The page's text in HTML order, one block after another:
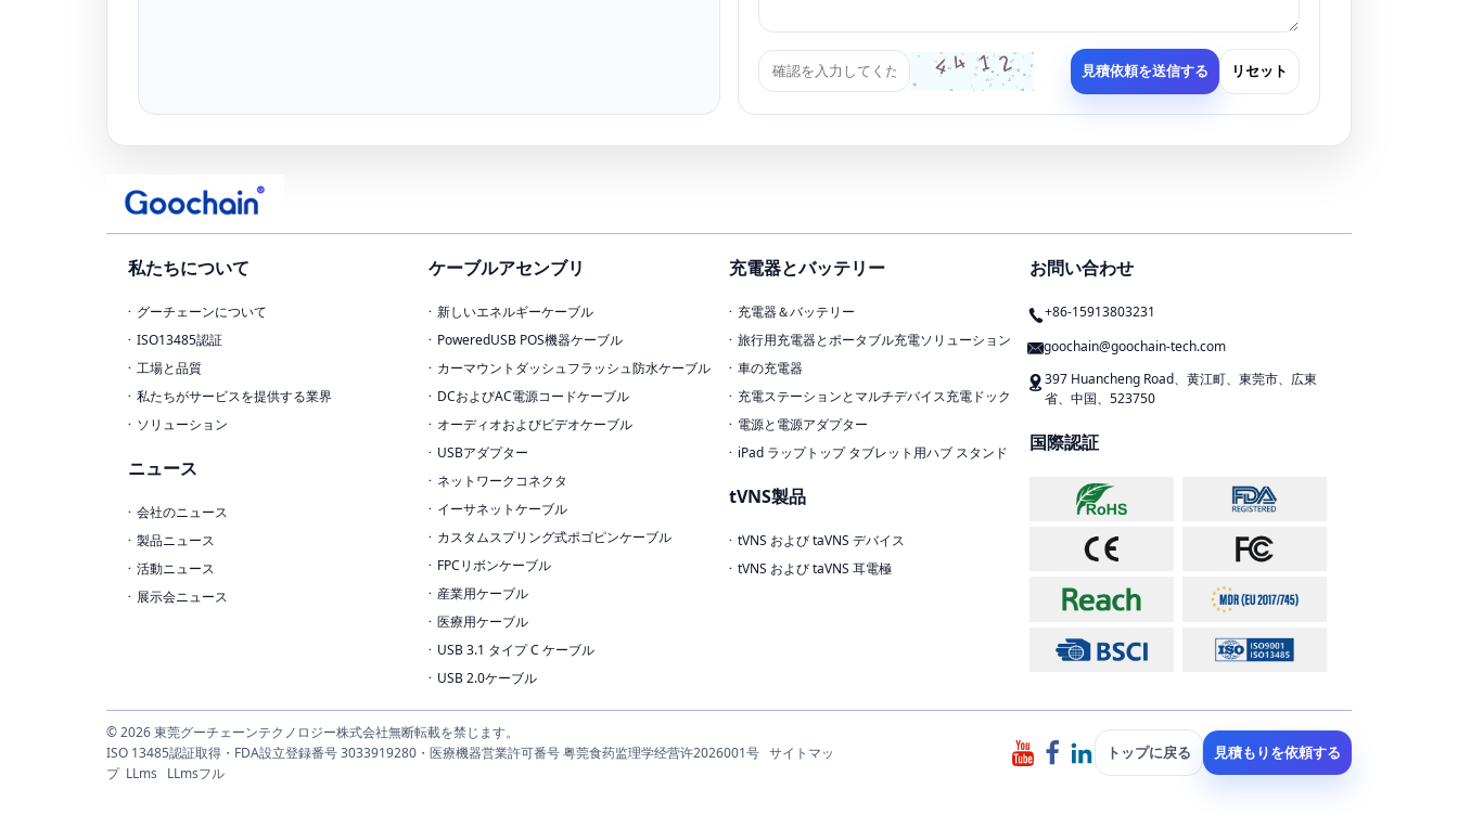
見積依頼を送信する リセット
私たちについて
グーチェーンについて
ISO13485認証
工場と品質
私たちがサービスを提供する業界
ソリューション
ニュース
会社のニュース
製品ニュース
活動ニュース
展示会ニュース
ケーブルアセンブリ
新しいエネルギーケーブル
PoweredUSB POS機器ケーブル
カーマウントダッシュフラッシュ防水ケーブル
DCおよびAC電源コードケーブル
オーディオおよびビデオケーブル
USBアダプター
ネットワークコネクタ
イーサネットケーブル
カスタムスプリング式ポゴピンケーブル
FPCリボンケーブル
産業用ケーブル
医療用ケーブル
USB 3.1 タイプ C ケーブル
USB 2.0ケーブル
充電器とバッテリー
充電器＆バッテリー
旅行用充電器とポータブル充電ソリューション
車の充電器
充電ステーションとマルチデバイス充電ドック
電源と電源アダプター
iPad ラップトップ タブレット用ハブ スタンド
tVNS製品
tVNS および taVNS デバイス
tVNS および taVNS 耳電極
お問い合わせ
+86-15913803231
goochain@goochain-tech.com
397 Huancheng Road、黄江町、東莞市、広東
省、中国、523750
国際認証
© 2026 東莞グーチェーンテクノロジー株式会社無断転載を禁じます。
ISO 13485認証取得・FDA設立登録番号 3033919280・医療機器営業許可番号 粤莞食药监理学经营许2026001号 サイトマッ
プ LLms LLmsフル
トップに戻る 見積もりを依頼する